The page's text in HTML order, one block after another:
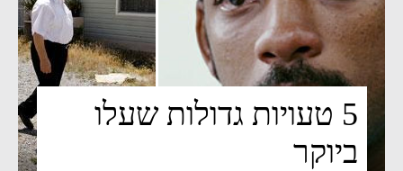
5 טעויות גדולות שעלו
ביוקר